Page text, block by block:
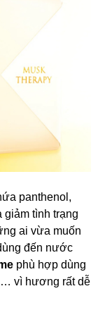
panthenol,
giảm tình trạng
ai vừa muốn
đến nước
phù hợp dùng
vì hương rất dễ